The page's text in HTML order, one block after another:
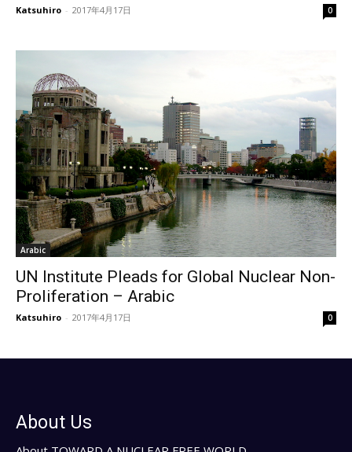
Katsuhiro - 2017年4月17日 0
Arabic
UN Institute Pleads for Global Nuclear Non-
Proliferation – Arabic
Katsuhiro - 2017年4月17日 0
About Us